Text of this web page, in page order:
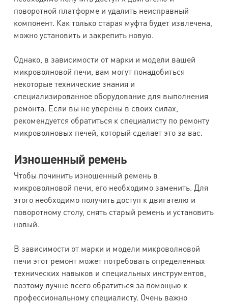
поворотной платформе и удалить неисправный
компонент. Как только старая муфта будет извлечена,
можно установить и закрепить новую.
Однако, в зависимости от марки и модели вашей
микроволновой печи, вам могут понадобиться
некоторые технические знания и
специализированное оборудование для выполнения
ремонта. Если вы не уверены в своих силах,
рекомендуется обратиться к специалисту по ремонту
микроволновых печей, который сделает это за вас.
Изношенный ремень
Чтобы починить изношенный ремень в
микроволновой печи, его необходимо заменить. Для
этого необходимо получить доступ к двигателю и
поворотному столу, снять старый ремень и установить
новый.
В зависимости от марки и модели микроволновой
печи этот ремонт может потребовать определенных
технических навыков и специальных инструментов,
поэтому лучше всего обратиться за помощью к
профессиональному специалисту. Очень важно